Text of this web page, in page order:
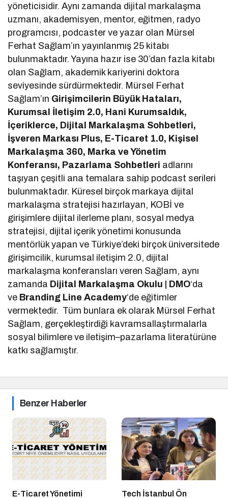
yöneticisidir. Aynı zamanda dijital markalaşma
uzmanı, akademisyen, mentor, eğitmen, radyo
programcısı, podcaster ve yazar olan Mürsel
Ferhat Sağlam’ın yayınlanmış 25 kitabı
bulunmaktadır. Yayına hazır ise 30’dan fazla kitabı
olan Sağlam, akademik kariyerini doktora
seviyesinde sürdürmektedir. Mürsel Ferhat
Sağlam’ın Girişimcilerin Büyük Hataları,
Kurumsal İletişim 2.0, Hani Kurumsaldık,
İçeriklerce, Dijital Markalaşma Sohbetleri,
İşveren Markası Plus, E-Ticaret 1.0, Kişisel
Markalaşma 360, Marka ve Yönetim
Konferansı, Pazarlama Sohbetleri adlarını
taşıyan çeşitli ana temalara sahip podcast serileri
bulunmaktadır. Küresel birçok markaya dijital
markalaşma stratejisi hazırlayan, KOBİ ve
girişimlere dijital ilerleme planı, sosyal medya
stratejisi, dijital içerik yönetimi konusunda
mentörlük yapan ve Türkiye’deki birçok üniversitede
girişimcilik, kurumsal iletişim 2.0, dijital
markalaşma konferansları veren Sağlam, aynı
zamanda Dijital Markalaşma Okulu | DMO‘da
ve Branding Line Academy‘de eğitimler
vermektedir. Tüm bunlara ek olarak Mürsel Ferhat
Sağlam, gerçekleştirdiği kavramsallaştırmalarla
sosyal bilimlere ve iletişim–pazarlama literatürüne
katkı sağlamıştır.
Benzer Haberler
E-Ticaret Yönetimi Tech İstanbul Ön